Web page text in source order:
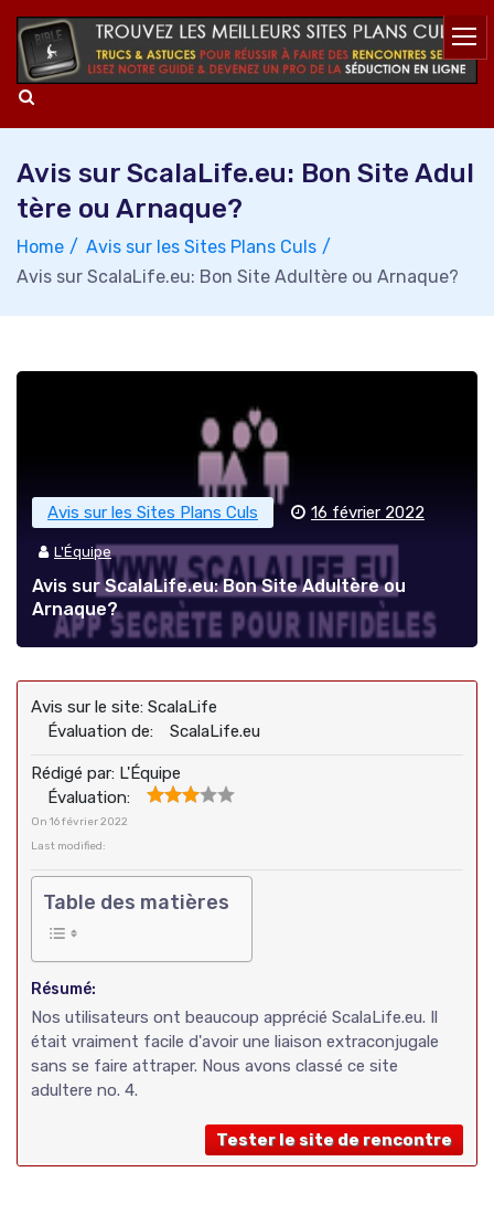
Skip
content
Avis sur ScalaLife.eu: Bon Site Adul
tère ou Arnaque?
Home
Avis sur les Sites Plans Culs
Avis sur ScalaLife.eu: Bon Site Adultère ou Arnaque?
Avis sur les Sites Plans Culs 16 février 2022
L'Équipe
Avis sur ScalaLife.eu: Bon Site Adultère ou
Arnaque?
Avis sur le site: ScalaLife
Évaluation de:
ScalaLife.eu
Rédigé par: L'Équipe
Évaluation:
On 16 février 2022
Last modified:
Table des matières
Résumé:
Nos utilisateurs ont beaucoup apprécié ScalaLife.eu. Il
était vraiment facile d'avoir une liaison extraconjugale
sans se faire attraper. Nous avons classé ce site
adultere no. 4.
Tester le site de rencontre